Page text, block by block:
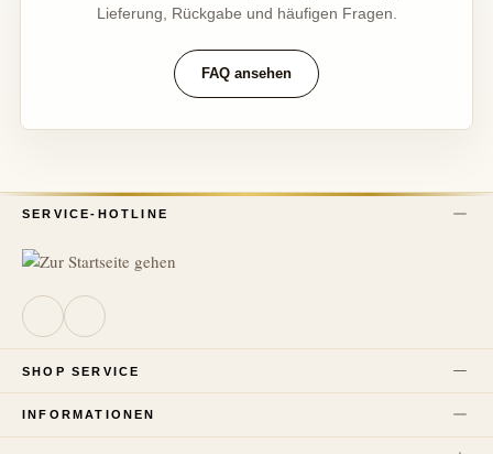
Lieferung, Rückgabe und häufigen Fragen.
FAQ ansehen
SERVICE-HOTLINE
SHOP SERVICE
INFORMATIONEN